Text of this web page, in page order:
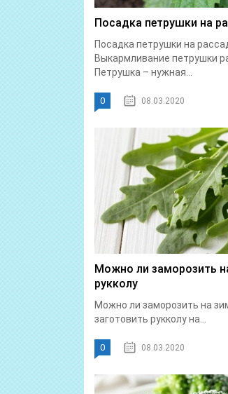
Посадка петрушки на
Посадка петрушки на
Выкармливание петрушки
Петрушка – нужная...
0 08.03.2020
Можно ли заморозить
рукколу
Можно ли заморозить на
заготовить рукколу на...
0 08.03.2020